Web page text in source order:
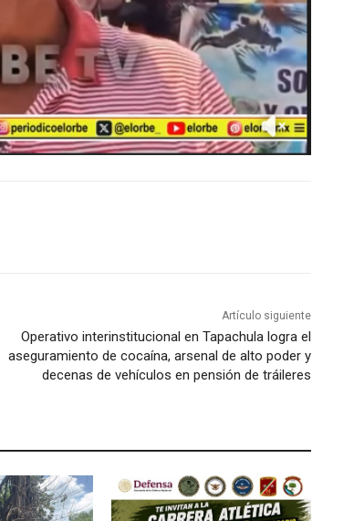
Artículo siguiente
Operativo interinstitucional en Tapachula logra el
aseguramiento de cocaína, arsenal de alto poder y
decenas de vehículos en pensión de tráileres